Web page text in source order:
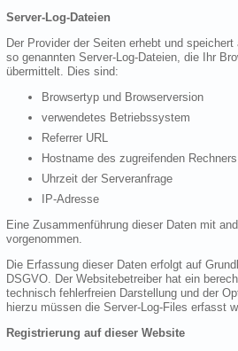
Server-Log-Dateien
Der Provider der Seiten erhebt und
so genannten Server-Log-Dateien, die Ihr
übermittelt. Dies sind:
Browsertyp und Browserversion
verwendetes Betriebssystem
Referrer URL
Hostname des zugreifenden Rechners
Uhrzeit der Serveranfrage
IP-Adresse
Eine Zusammenführung dieser Daten mit
vorgenommen.
Die Erfassung dieser Daten erfolgt auf
DSGVO. Der Websitebetreiber hat ein
technisch fehlerfreien Darstellung und der
hierzu müssen die Server-Log-Files erfasst
Registrierung auf dieser Website